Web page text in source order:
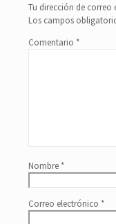
Tu dirección de correo
Los campos
Comentario *
Nombre *
Correo electrónico *